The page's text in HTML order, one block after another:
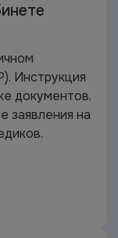
Инструкция
документов,
заявления на